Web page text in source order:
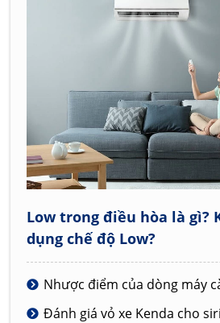
Low trong điều hòa là gì?
dụng chế độ Low?
Nhược điểm của dòng máy
Đánh giá vỏ xe Kenda cho